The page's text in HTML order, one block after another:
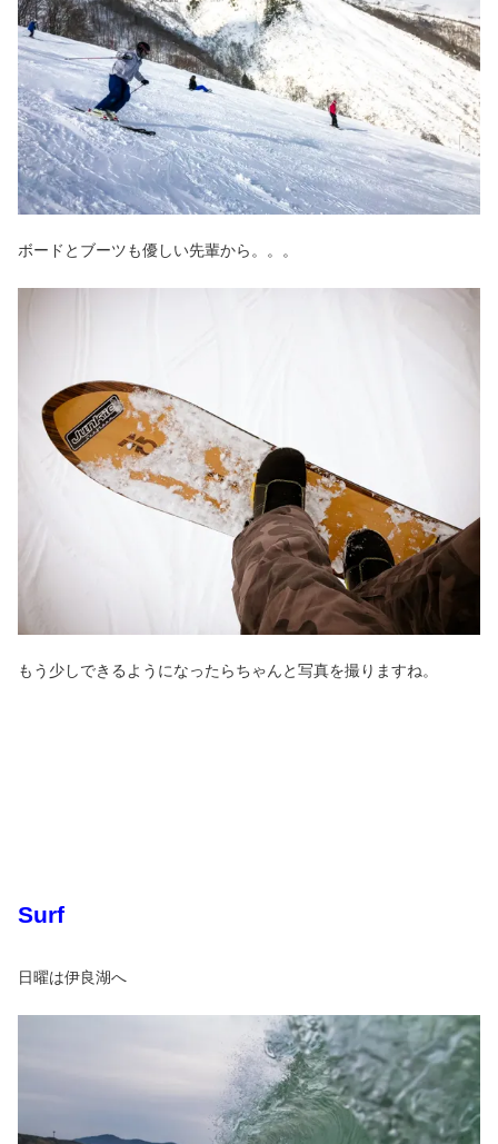
ボードとブーツも優しい先輩から。。。
もう少しできるようになったらちゃんと写真を撮りますね。
Surf
日曜は伊良湖へ